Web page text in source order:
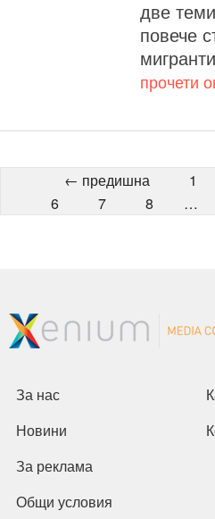
две
повече
прочети
← предишна 1
6
7 8 …
За нас
Новини
За реклама
Общи условия